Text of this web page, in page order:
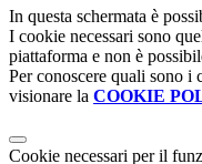
In questa schermata è
I cookie necessari sono
piattaforma e non è
Per conoscere quali sono i
visionare la COOKIE
Cookie necessari per il